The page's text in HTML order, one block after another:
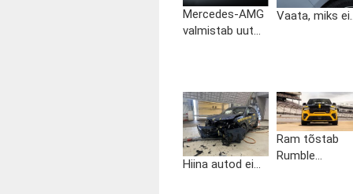
Mercedes-AMG
valmistab uut...
Vaata, miks
Hiina autod ei...
Ram tõstab
Rumble...